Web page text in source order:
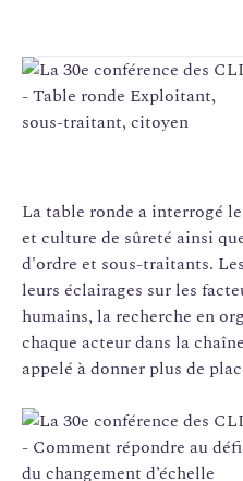
La table ronde a interrogé
et culture de sûreté ainsi
d'ordre et sous-traitants.
leurs éclairages sur les
humains, la recherche en
chaque acteur dans la
appelé à donner plus de